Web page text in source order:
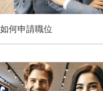
何申請職位